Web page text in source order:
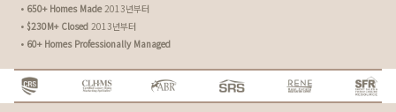
• 650+ Homes Made2013년부터
• $230M+ Closed 2013년부터
• 60+ Homes Professionally Managed